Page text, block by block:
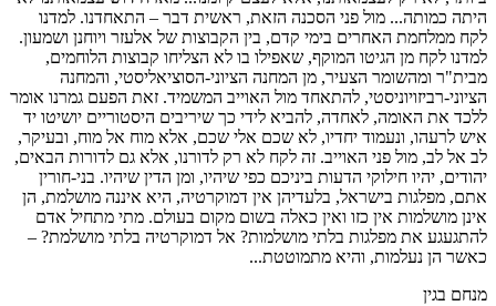
היתה כמותה... מול פני הסכנה הזאת, ראשית דבר – התאחדנו. למדנו
לקח ממלחמת האחרים בימי קדם, בין הקבוצות של אלעזר ויוחנן ושמעון.
למדנו לקח מן הגיטו המוקף, שאפילו בו לא הצליחו קבוצות הלוחמים,
מבית"ר ומהשומר הצעיר, מן המחנה הציוני-הסוציאליסטי, והמחנה
הציוני-רביזויוניסטי, להתאחד מול האוייב המשמיד. זאת הפעם גמרנו אומר
ללכד את האומה, לאחדה, להביא לידי כך שיריבים היסטוריים יושיטו יד
איש לרעהו, ונעמוד יחדיו, לא שכם אלי שכם, אלא מוח אל מוח, ובעיקר,
לב אל לב, מול פני האוייב. זה לקח לא רק לדורנו, אלא גם לדורות הבאים,
יהודים, יהיו חילוקי הדעות ביניכם כפי שיהיו, ומן הדין שיהיו. בני-חורין
אתם, מפלגות בישראל, בלעדיהן אין דמוקרטיה, היא איננה מושלמת, הן
אינן מושלמות אין כזו ואין כאלה בשום מקום בעולם. מתי מתחיל אדם
להתגעגע את מפלגות בלתי מושלמות? אל דמוקרטיה בלתי מושלמת? –
כאשר הן נעלמות, והיא מתמוטטת...
מנחם בגין